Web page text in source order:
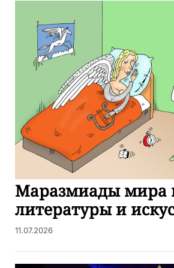
Маразмиады мира
литературы и
11.07.2026